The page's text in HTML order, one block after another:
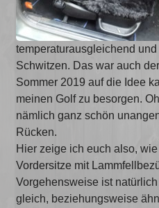
temperaturausgleichend
Schwitzen. Das war auch
Sommer 2019 auf die Idee
meinen Golf zu besorgen.
nämlich ganz schön
Rücken.
Hier zeige ich euch also,
Vordersitze mit
Vorgehensweise ist
gleich, beziehungsweise